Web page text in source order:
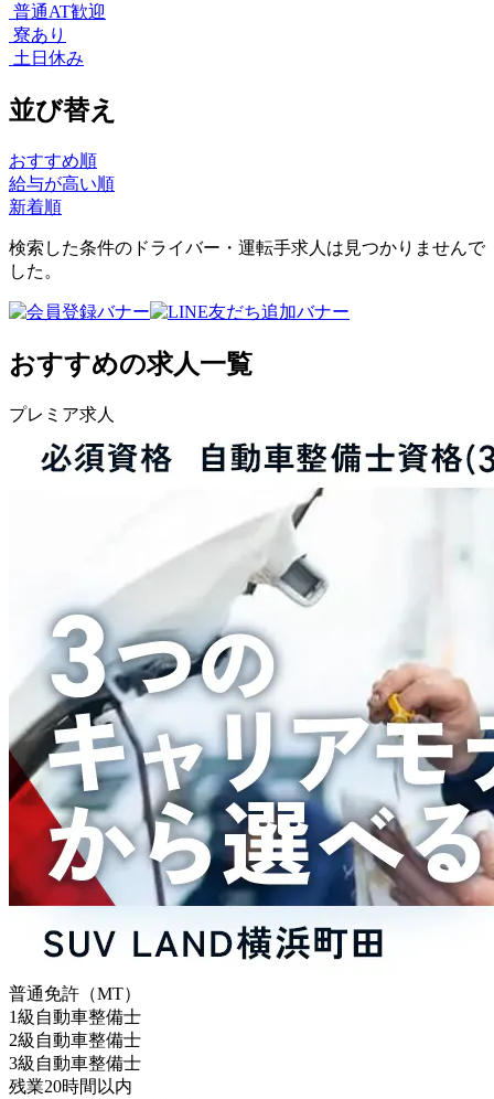
普通AT歓迎
寮あり
土日休み
並び替え
おすすめ順
給与が高い順
新着順
検索した条件のドライバー・運転手求人は見つかりませんで
した。
おすすめの求人一覧
プレミア求人
普通免許（MT）
1級自動車整備士
2級自動車整備士
3級自動車整備士
残業20時間以内